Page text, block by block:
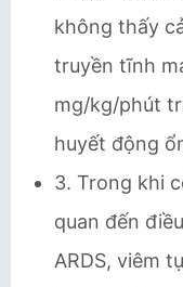
không thấy
truyền tĩnh
mg/kg/phút
huyết động
3. Trong khi
quan đến
ARDS, viêm